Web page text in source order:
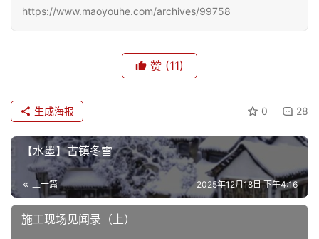
情
娱
乐
登录
https://www.maoyouhe.com/archives/99758
赞 (11)
0 28
生成海报
【水墨】古镇冬雪
上一篇 2025年12月18日 下午4:16
施工现场见闻录（上）